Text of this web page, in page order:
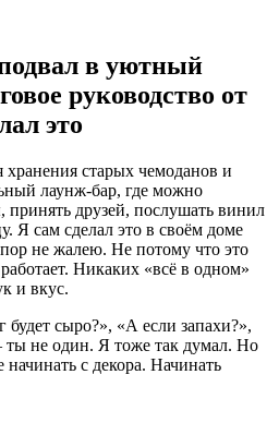
в уютный
руководство от
это
старых чемоданов и
лаунж-бар, где можно
принять друзей, послушать винил
Я сам сделал это в своём доме
не жалею. Не потому что это
Никаких «всё в одном»
и вкус.
сыро?», «А если запахи?»,
не один. Я тоже так думал. Но
с декора. Начинать